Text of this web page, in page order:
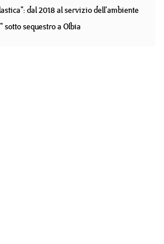
dal 2018 al servizio dell'ambiente
sequestro a Olbia